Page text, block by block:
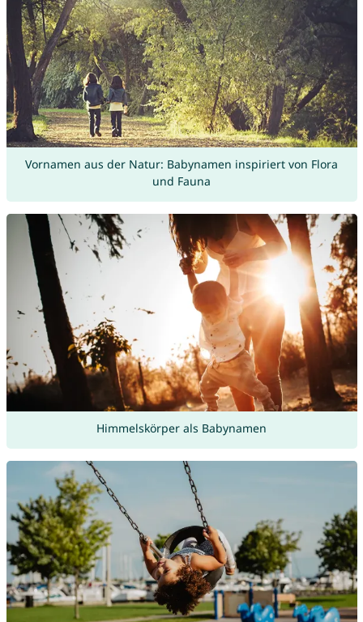
Vornamen aus der Natur: Babynamen inspiriert von Flora
und Fauna
Himmelskörper als Babynamen